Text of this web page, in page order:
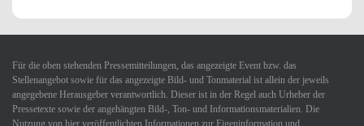
Für die oben stehenden Pressemitteilungen, das angezeigte Event bzw. das
Stellenangebot sowie für das angezeigte Bild- und Tonmaterial ist allein der jeweils
angegebene Herausgeber verantwortlich. Dieser ist in der Regel auch Urheber der
Pressetexte sowie der angehängten Bild-, Ton- und Informationsmaterialien. Die